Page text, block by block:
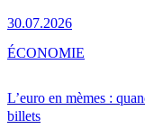
30.07.2026
L’euro en mèmes :
billets
ÉCONOMIE